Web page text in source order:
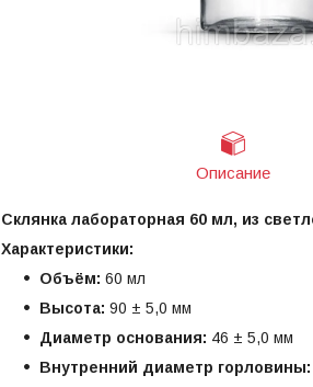
Описание
Склянка лабораторная 60 мл, из
Характеристики:
Объём: 60 мл
Высота: 90 ± 5,0 мм
Диаметр основания: 46 ± 5,0 мм
Внутренний диаметр горловины: